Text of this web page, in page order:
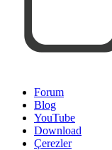
Forum
Blog
YouTube
Download
Çerezler